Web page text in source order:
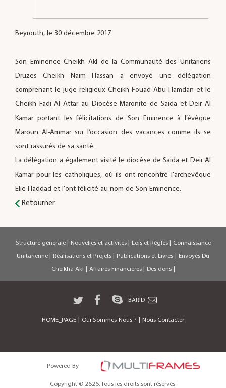
Beyrouth, le 30 décembre 2017
Son Eminence Cheikh Akl de la Communauté des Unitariens
Druzes Cheikh Naim Hassan a envoyé une délégation
comprenant le juge religieux Cheikh Fouad Abu Hamdan et le
Cheikh Fadi Al Attar au Diocèse Maronite de Saida et Deir Al
Kamar portant les félicitations de Son Eminence à l’évêque
Maroun Al-Ammar sur l’occasion des vacances comme ils se
sont rassurés de sa santé.
La délégation a également visité le diocèse de Saida et Deir Al
Kamar pour les catholiques, où ils ont rencontré l'archevêque
Elie Haddad et l'ont félicité au nom de Son Eminence.
Retourner
Structure générale | Nouvelles et activités | Lois et Règles | Connaissance
Unitarienne | Réalisations et Projets | Publications et Livres | Envoyés Du
Cheikha Akl | Affaires Financières | Des dons |
BARID
HOME_PAGE | Qui Sommes-Nous ? | Nous Contacter
Powered By
Copyright © 2626. Tous les droits sont réservés.